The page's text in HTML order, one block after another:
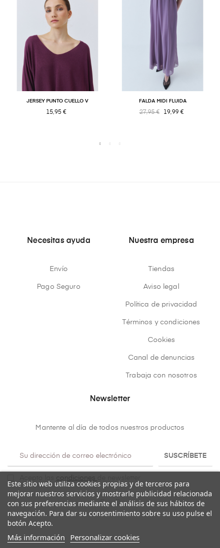
JERSEY PUNTO CUELLO V
15,95 €
FALDA MIDI FLUIDA
27,95 € 19,99 €
Necesitas ayuda
Envío
Pago Seguro
Nuestra empresa
Tiendas
Aviso legal
Política de privacidad
Términos y condiciones
Cookies
Canal de denuncias
Trabaja con nosotros
Newsletter
Mantente al día de todos nuestros productos
SUSCRÍBETE
condiciones
Este sitio web utiliza cookies propias y de terceros para
mejorar nuestros servicios y mostrarle publicidad relacionada
con sus preferencias mediante el análisis de sus hábitos de
navegación. Para dar su consentimiento sobre su uso pulse el
botón Acepto.
Más información Personalizar cookies